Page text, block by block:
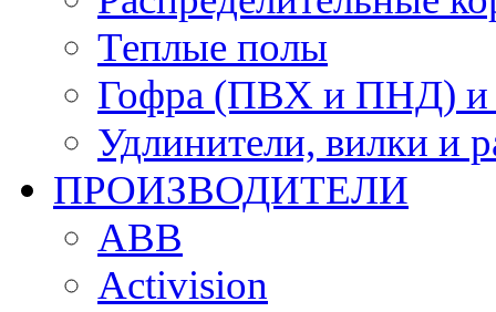
Теплые полы
Гофра (ПВХ и ПНД) и
Удлинители, вилки и
ПРОИЗВОДИТЕЛИ
ABB
Activision